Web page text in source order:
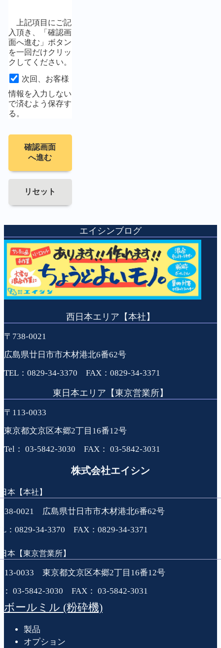
上記項目にご記
入頂き、「確認画
面へ進む」ボタン
を一回だけクリッ
クしてください。
次回、お客様
情報を入力しない
で済むよう保存す
る。
確認画面
へ進む
リセット
エイシンブログ
西日本エリア【本社】
〒738-0021
広島県廿日市市木材港北6番62号
TEL：0829-34-3370 FAX：0829-34-3371
東日本エリア【東京営業所】
〒113-0033
東京都文京区本郷2丁目16番12号
Tel： 03-5842-3030 FAX： 03-5842-3031
株式会社エイシン
本【本社】
0021 広島県廿日市市木材港北6番62号
：0829-34-3370 FAX：0829-34-3371
本【東京営業所】
0033 東京都文京区本郷2丁目16番12号
： 03-5842-3030 FAX： 03-5842-3031
ボールミル (粉砕機)
製品
オプション